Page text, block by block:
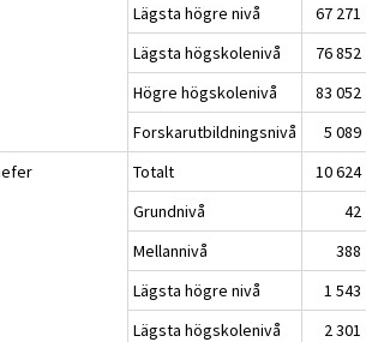
Lägsta högre nivå
67 271
Lägsta högskolenivå
76 852
Högre högskolenivå
83 052
Forskarutbildningsnivå
5 089
Totalt 10 624
Grundnivå
42
Mellannivå
388
Lägsta högre nivå
1 543
Lägsta högskolenivå
2 301